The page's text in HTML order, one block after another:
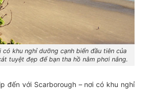
có khu nghỉ dưỡng cạnh biển đầu tiên của
tuyệt đẹp để bạn tha hồ nằm phơi nắng.
đến với Scarborough – nơi có khu nghỉ